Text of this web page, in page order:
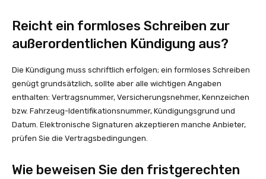
Reicht ein formloses Schreiben zur
außerordentlichen Kündigung aus?
Die Kündigung muss schriftlich erfolgen; ein formloses Schreiben
genügt grundsätzlich, sollte aber alle wichtigen Angaben
enthalten: Vertragsnummer, Versicherungsnehmer, Kennzeichen
bzw. Fahrzeug-Identifikationsnummer, Kündigungsgrund und
Datum. Elektronische Signaturen akzeptieren manche Anbieter,
prüfen Sie die Vertragsbedingungen.
Wie beweisen Sie den fristgerechten